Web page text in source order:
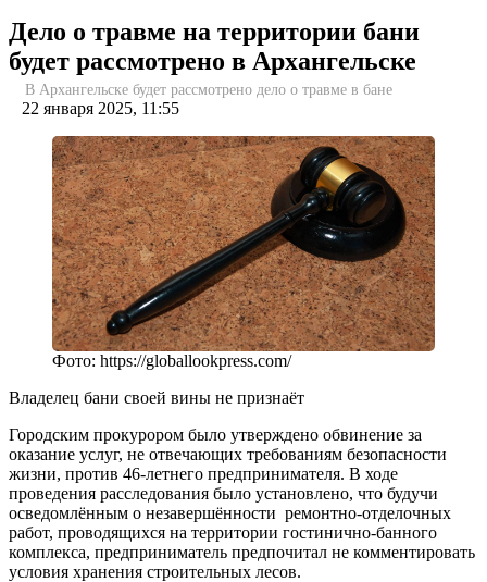
Дело о травме на территории бани
будет рассмотрено в Архангельске
В Архангельске будет рассмотрено дело о травме в бане
22 января 2025, 11:55
Фото: https://globallookpress.com/
Владелец бани своей вины не признаёт
Городским прокурором было утверждено обвинение за
оказание услуг, не отвечающих требованиям безопасности
жизни, против 46-летнего предпринимателя. В ходе
проведения расследования было установлено, что будучи
осведомлённым о незавершённости ремонтно-отделочных
работ, проводящихся на территории гостинично-банного
комплекса, предприниматель предпочитал не комментировать
условия хранения строительных лесов.